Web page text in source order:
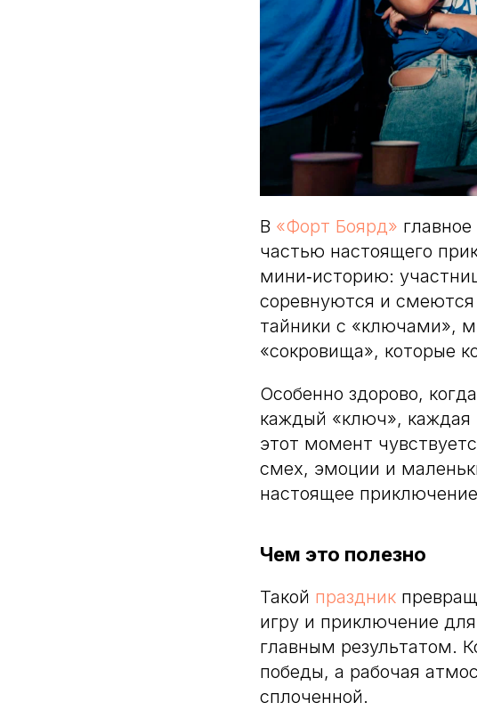
В «Форт Боярд»
частью настоящего
мини‑историю:
соревнуются и
тайники с «ключами»,
«сокровища», которые
Особенно здорово,
каждый «ключ», каждая
этот момент
смех, эмоции и
настоящее
Чем это полезно
Такой праздник
игру и приключение
главным результатом.
победы, а рабочая
сплоченной.